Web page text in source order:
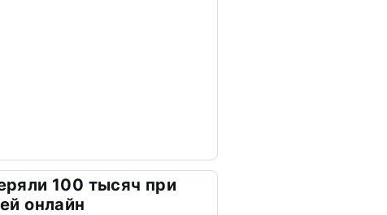
100 тысяч при
онлайн